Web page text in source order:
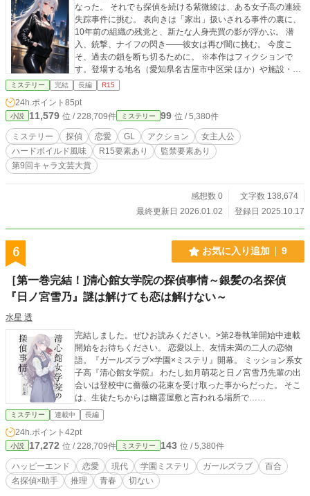
なった。 それでも探偵を続ける紫微綾は、ある女子高の連続
失踪事件に挑む。 表向きは「家出」扱いされる事件の裏に、
10年前の組織の残党と、新たな人身売買の影が浮かぶ。 潜
入、銃撃、ナイフの閃き——彼女は再び闇に挑む。 今度こ
そ、過去の鎖を断ち切るために。 ※本作はフィクションで
す。登場する地名（愛知県名古屋市中区栄 ほか）や施設・店
舗・団体・人物・出来事は実在のものと関係ありません。 ※
作中の法律・制度・料金・店舗運用の描写は演出上の表現
で、実際と異なる場合があります。 ※違法・危険行為や未成
年の飲酒・喫煙・風俗利用を容認・推奨する意図はありませ
ん。 模倣はお控えください。 ※記載の商標・商品名は各権利
者に帰属します。
ミステリー 完結 長編 R15
24h.ポイント 85pt
小説 11,579 位 / 228,709件 ミステリー 99 位 / 5,380件
ミステリー 探偵 恋愛 GL アクション
女主人公
ハードボイルド風味
R15要素あり
監禁要素あり
第9回キャラ文芸大賞
感想数 0
文字数 138,674
最終更新日 2026.01.02
登録日 2025.10.17
6 お気に入り追加 9
［第一巻完結！]清心館女学院の探偵事情～銀髪の名探偵
『日ノ宮雪乃』謎は解けても恋は解けない～
水星 透
完結しました。ぜひお読みください。>第2巻執筆開始中連載
開始をお待ちください。 恋愛以上、友情未満の二人の恋物
語。『ガールズラブ×学園×ミステリ』開幕。 ミッション系女
子高『清心館女学院』 わたし如月萌花と日ノ宮雪乃先輩の出
会いは登校中に薔薇の花束を受け取った事からだった。 そこ
は、生徒たちからは幽霊屋敷と言われる場所で……
ミステリー 連載中 長編
24h.ポイント 42pt
小説 17,272 位 / 228,709件 ミステリー 143 位 / 5,380件
ハッピーエンド 恋愛 現代 学園ミステリ ガールズラブ
百合
名探偵×助手
推理 青春 切ない